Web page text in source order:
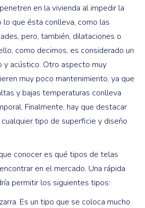
en la vivienda al impedir la
lo que ésta conlleva, como las
pero, también, dilataciones o
como decimos, es considerado un
y acústico. Otro aspecto muy
muy poco mantenimiento, ya que
y bajas temperaturas conlleva
Finalmente, hay que destacar
tipo de superficie y diseño
conocer es qué tipos de telas
en el mercado. Una rápida
permitir los siguientes tipos:
Es un tipo que se coloca mucho